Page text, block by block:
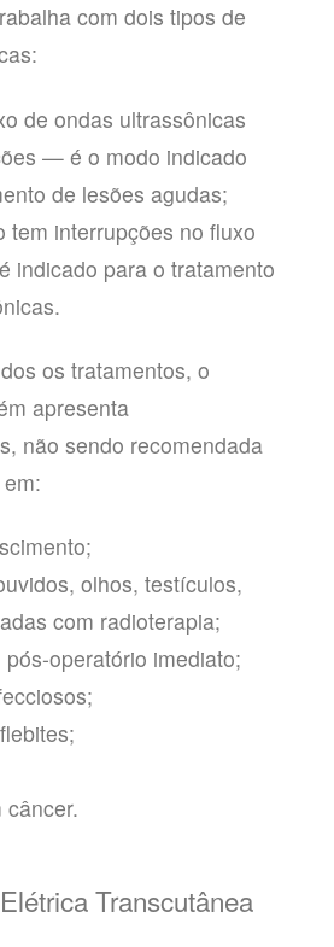
com dois tipos de
de ondas ultrassônicas
— é o modo indicado
de lesões agudas;
tem interrupções no fluxo
indicado para o tratamento
os tratamentos, o
apresenta
não sendo recomendada
olhos, testículos,
com radioterapia;
operatório imediato;
câncer.
Transcutânea